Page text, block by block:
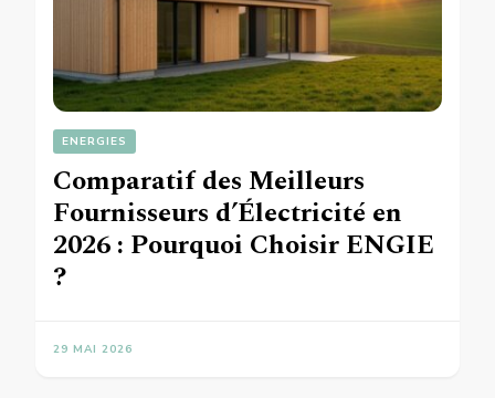
ENERGIES
Comparatif des Meilleurs
Fournisseurs d’Électricité en
2026 : Pourquoi Choisir ENGIE
?
29 MAI 2026